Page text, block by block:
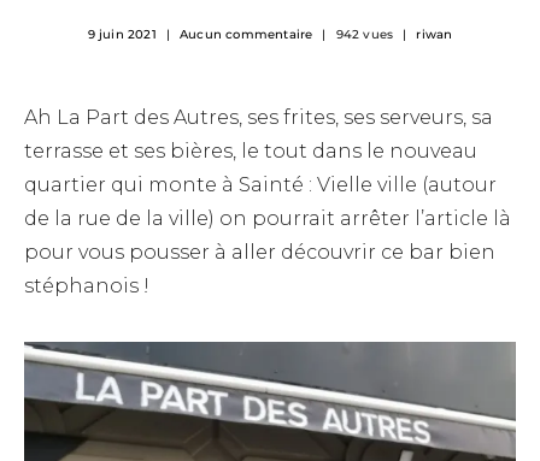
9 juin 2021 Aucun commentaire 942 vues riwan
Ah La Part des Autres, ses frites, ses serveurs, sa
terrasse et ses bières, le tout dans le nouveau
quartier qui monte à Sainté : Vielle ville (autour
de la rue de la ville) on pourrait arrêter l’article là
pour vous pousser à aller découvrir ce bar bien
stéphanois !